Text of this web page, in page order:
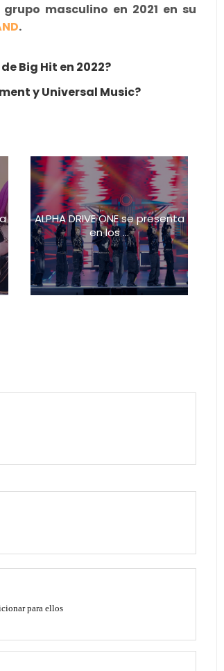
masculino en 2021 en su
.
Big Hit en 2022?
y Universal Music?
ALPHA DRIVE ONE se presenta
en los ...
para ellos